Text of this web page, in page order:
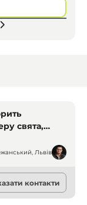
свята,
Львів
контакти